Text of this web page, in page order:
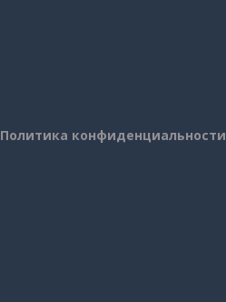
Политика конфиденциальности